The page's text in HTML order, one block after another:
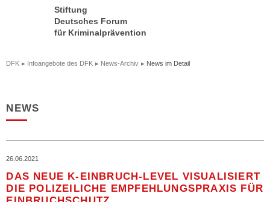
Stiftung
Deutsches Forum
für Kriminalprävention
DFK Infoangebote des DFK News-Archiv News im Detail
NEWS
26.06.2021
DAS NEUE K-EINBRUCH-LEVEL VISUALISIERT
DIE POLIZEILICHE EMPFEHLUNGSPRAXIS FÜR